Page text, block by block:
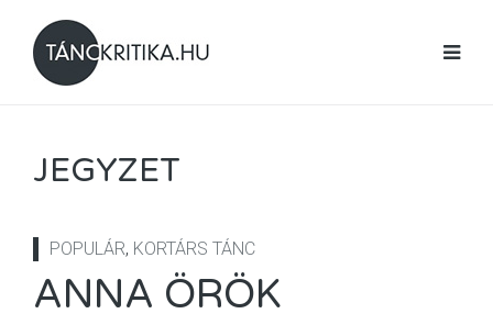
JEGYZET
POPULÁR, KORTÁRS TÁNC
ANNA ÖRÖK